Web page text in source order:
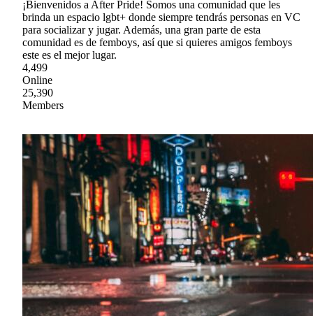
¡Bienvenidos a After Pride! Somos una comunidad que les
brinda un espacio lgbt+ donde siempre tendrás personas en VC
para socializar y jugar. Además, una gran parte de esta
comunidad es de femboys, así que si quieres amigos femboys
este es el mejor lugar.
4,499
Online
25,390
Members